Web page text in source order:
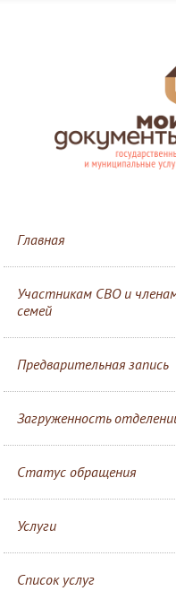
Главная
Участникам СВО и
семей
Предварительная запись
Загруженность
Статус обращения
Услуги
Список услуг